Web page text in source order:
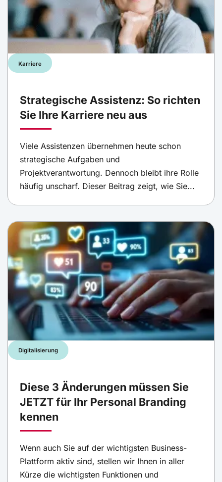
Karriere
Strategische Assistenz: So richten
Sie Ihre Karriere neu aus
Viele Assistenzen übernehmen heute schon
strategische Aufgaben und
Projektverantwortung. Dennoch bleibt ihre Rolle
häufig unscharf. Dieser Beitrag zeigt, wie Sie...
Digitalisierung
Diese 3 Änderungen müssen Sie
JETZT für Ihr Personal Branding
kennen
Wenn auch Sie auf der wichtigsten Business-
Plattform aktiv sind, stellen wir Ihnen in aller
Kürze die wichtigsten Funktionen und